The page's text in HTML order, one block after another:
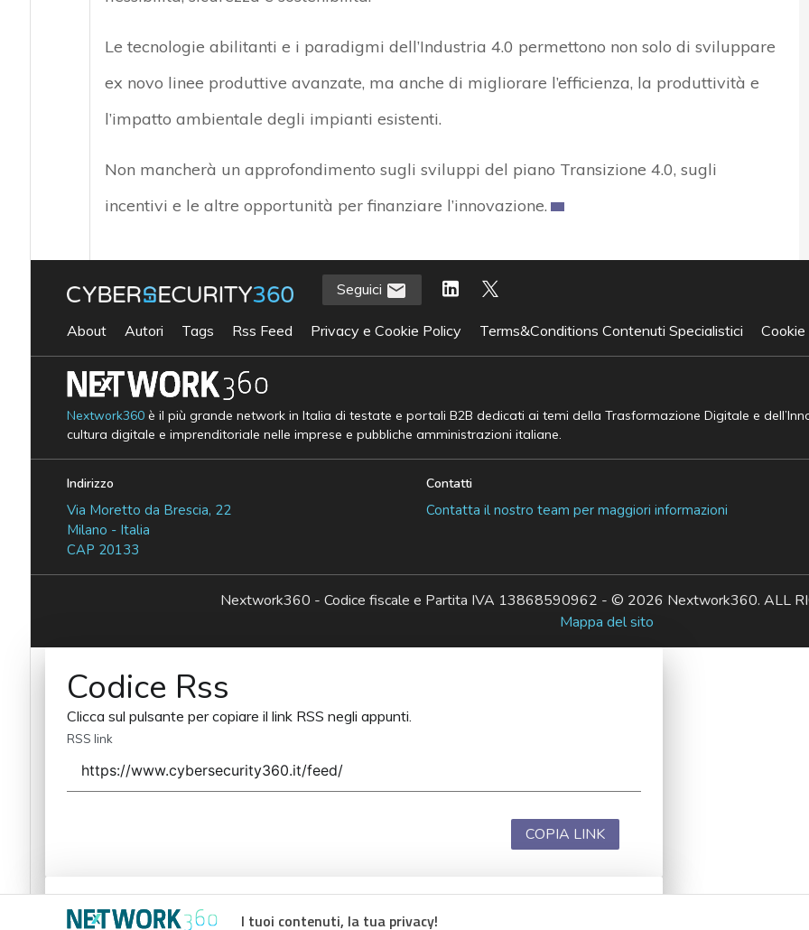
Le tecnologie abilitanti e i paradigmi dell’Industria 4.0 permettono non solo di sviluppare
ex novo linee produttive avanzate, ma anche di migliorare l’efficienza, la produttività e
l’impatto ambientale degli impianti esistenti.
Non mancherà un approfondimento sugli sviluppi del piano Transizione 4.0, sugli
incentivi e le altre opportunità per finanziare l’innovazione.
I tuoi contenuti, la tua privacy!
Seguici
About Autori Tags Rss Feed Privacy e Cookie Policy Terms&Conditions Contenuti Specialistici
Nextwork360è il più grande network in Italia di testate e portali B2B dedicati ai temi della Trasformazione Digitale e
cultura digitale e imprenditoriale nelle imprese e pubbliche amministrazioni italiane.
Indirizzo
Via Moretto da Brescia, 22
Milano - Italia
CAP 20133
Contatti
Contatta il nostro team per maggiori informazioni
Nextwork360 - Codice fiscale e Partita IVA 13868590962 - © 2026 Nextwork360. ALL
Mappa del sito
Codice Rss
Clicca sul pulsante per copiare il link RSS negli appunti.
RSS link
COPIA LINK
Codice Rss